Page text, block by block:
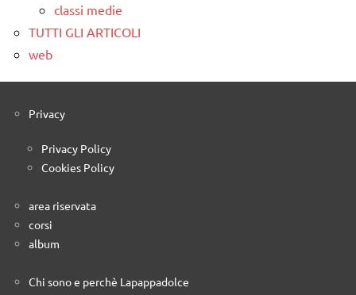
classi medie
TUTTI GLI ARTICOLI
web
Privacy
Privacy Policy
Cookies Policy
area riservata
corsi
album
Chi sono e perchè Lapappadolce